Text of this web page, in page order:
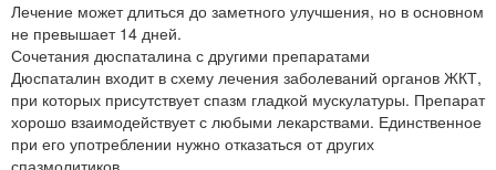
Лечение может длиться до заметного улучшения, но в основном
не превышает 14 дней.
Сочетания дюспаталина с другими препаратами
Дюспаталин входит в схему лечения заболеваний органов ЖКТ,
при которых присутствует спазм гладкой мускулатуры. Препарат
хорошо взаимодействует с любыми лекарствами. Единственное
при его употреблении нужно отказаться от других